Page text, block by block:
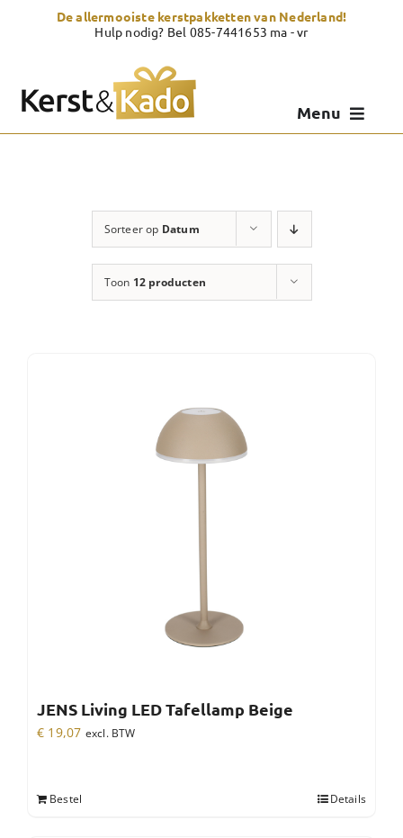
De allermooiste kerstpakketten van Nederland!
Hulp nodig? Bel 085-7441653 ma - vr
Menu
Zelf samenstellen
Sorteer op Datum
Toon 12 producten
JENS Living LED Tafellamp Beige
€ 19,07 excl. BTW
Bestel Details